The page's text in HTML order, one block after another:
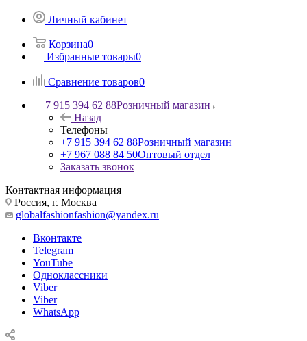
Личный кабинет
Корзина0
Избранные товары0
Сравнение товаров0
+7 915 394 62 88Розничный магазин
Назад
Телефоны
+7 915 394 62 88Розничный магазин
+7 967 088 84 50Оптовый отдел
Заказать звонок
Контактная информация
Россия, г. Москва
globalfashionfashion@yandex.ru
Вконтакте
Telegram
YouTube
Одноклассники
Viber
Viber
WhatsApp